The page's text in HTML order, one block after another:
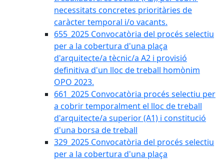
necessitats concretes prioritàries de
caràcter temporal i/o vacants.
655_2025 Convocatòria del procés selectiu
per a la cobertura d'una plaça
d'arquitecte/a tècnic/a A2 i provisió
definitiva d'un lloc de treball homònim
OPO 2023.
661_2025 Convocatòria procés selectiu per
a cobrir temporalment el lloc de treball
d'arquitecte/a superior (A1) i constitució
d'una borsa de treball
329_2025 Convocatòria del procés selectiu
per a la cobertura d'una plaça